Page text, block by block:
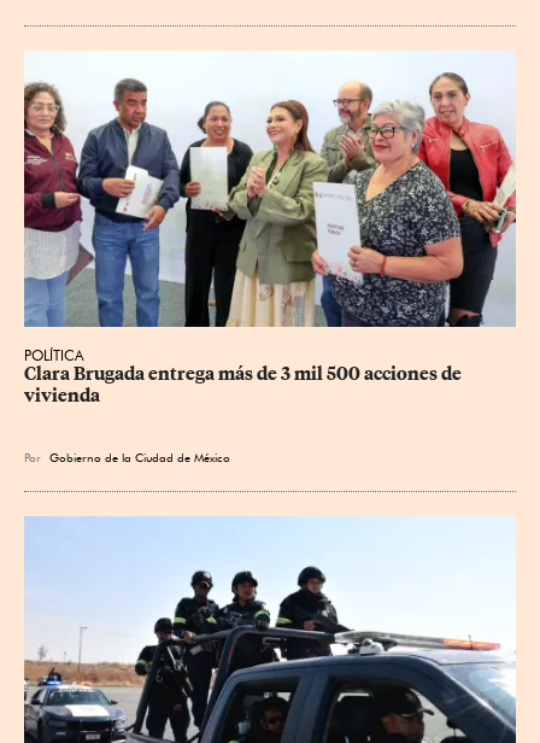
POLÍTICA
Clara Brugada entrega más de 3 mil 500 acciones de
vivienda
Por Gobierno de la Ciudad de México